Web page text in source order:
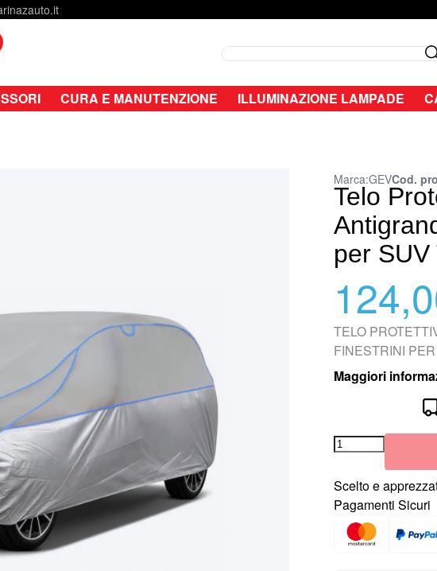
Search
CURA E MANUTENZIONE ILLUMINAZIONE LAMPADE
Telo
per
Marca:GEVCod.
TELO
FINESTRINI
Maggiori
Scelto e
Pagamenti Sicuri